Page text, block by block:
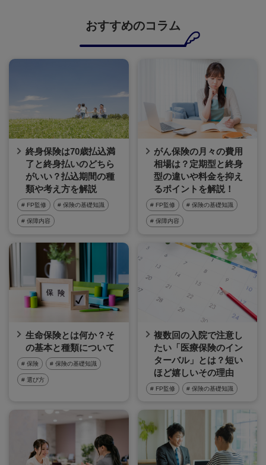
おすすめのコラム
終身保険は70歳払込満
了と終身払いのどちら
がいい？払込期間の種
類や考え方を解説
# FP監修 # 保険の基礎知識
# 保障内容
がん保険の月々の費用
相場は？定期型と終身
型の違いや料金を抑え
るポイントを解説！
# FP監修 # 保険の基礎知識
# 保障内容
生命保険とは何か？そ
の基本と種類について
# 保険 # 保険の基礎知識
# 選び方
複数回の入院で注意し
たい「医療保険のイン
ターバル」とは？短い
ほど嬉しいその理由
# FP監修 # 保険の基礎知識